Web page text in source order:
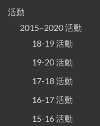
活動
2015~2020 活動
18-19 活動
19-20 活動
17-18 活動
16-17 活動
15-16 活動